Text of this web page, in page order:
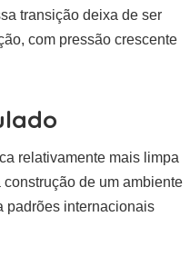
transição deixa de ser
com pressão crescente
relativamente mais limpa
de um ambiente
padrões internacionais